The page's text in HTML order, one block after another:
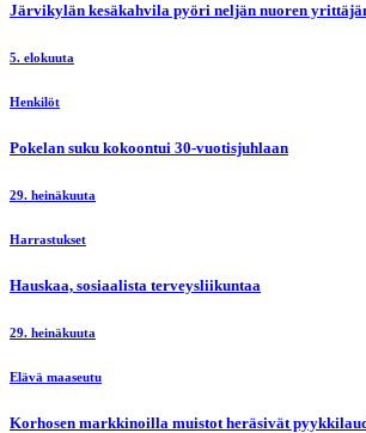
Järvikylän kesäkahvila pyöri neljän nuoren
5. elokuuta
Henkilöt
Pokelan suku kokoontui 30-vuotisjuhlaan
29. heinäkuuta
Harrastukset
Hauskaa, sosiaalista terveysliikuntaa
29. heinäkuuta
Elävä maaseutu
Korhosen markkinoilla muistot heräsivät